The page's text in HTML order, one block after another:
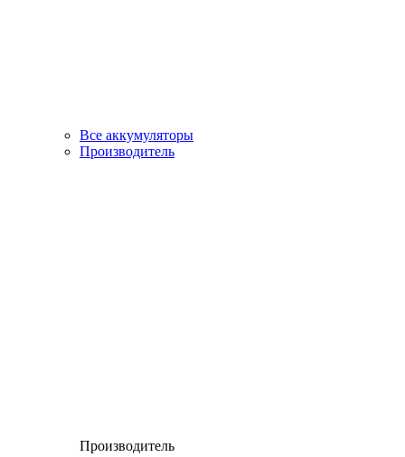
Все аккумуляторы
Производитель
Производитель